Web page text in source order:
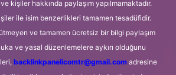
kişiler hakkında paylaşım yapılmamaktadır.
ile isim benzerlikleri tamamen tesadüfidir.
ve tamamen ücretsiz bir bilgi paylaşım
ve yasal düzenlemelere aykırı olduğunu
backlinkpanelicomtr@gmail.comadresine